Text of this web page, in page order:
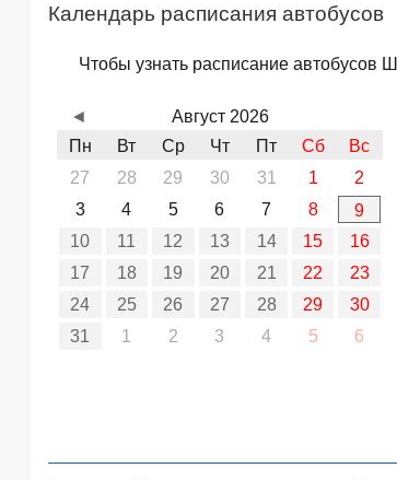
Календарь расписания автобусов
Чтобы узнать расписание автобусов
Август 2026
Пн
Вт Ср Чт Пт Сб
Вс
27
28 29 30 31 1
2
3
4 5 6 7 8
9
10
11 12 13 14 15
16
17
18 19 20 21 22
23
24
25 26 27 28 29
30
31
1 2 3 4 5 6
◄